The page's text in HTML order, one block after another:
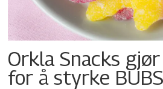
Orkla Snacks
for å styrke BUBS